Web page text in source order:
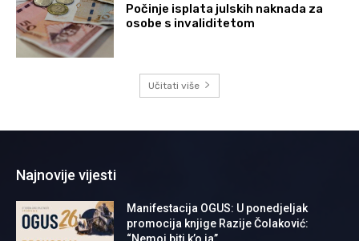
Počinje isplata julskih naknada za
osobe s invaliditetom
Učitati više
Najnovije vijesti
Manifestacija OGUS: U ponedjeljak
promocija knjige Razije Čolaković:
“Nemoj biti k’o ja”